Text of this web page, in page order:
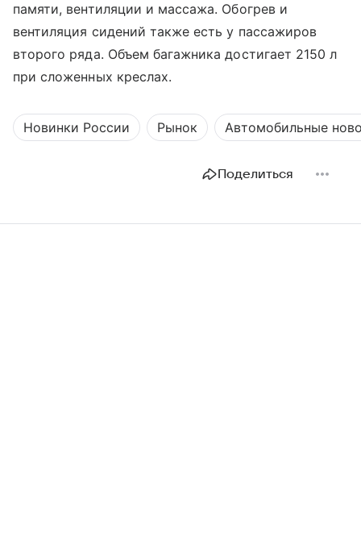
памяти, вентиляции и массажа. Обогрев и
вентиляция сидений также есть у пассажиров
второго ряда. Объем багажника достигает 2150 л
при сложенных креслах.
Новинки России Рынок Автомобильные
Поделиться